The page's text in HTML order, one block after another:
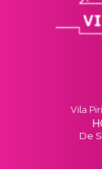
Vila
De